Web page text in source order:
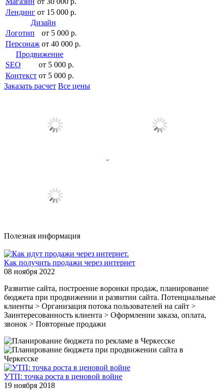
Лендинг от 15 000 р.
Дизайн
Логотип
от 5 000 р.
Персонаж от 40 000 р.
Продвижение
SEO
от 5 000 р.
Контекст от 5 000 р.
Заказать расчет Все цены
Полезная информация
Как получить продажи через интернет
08 ноября 2022
Развитие сайта, построение воронки продаж, планирование
бюджета при продвижении и развитии сайта. Потенциальные
клиенты > Организация потока пользователей на сайт >
Заинтересованность клиента > Оформлении заказа, оплата,
звонок > Повторные продажи
УТП: точка роста в ценовой войне
19 ноября 2018